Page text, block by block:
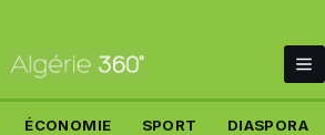
ÉCONOMIE SPORT DIASPORA